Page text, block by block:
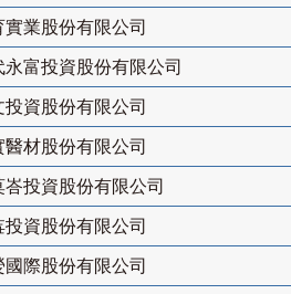
實業股份有限公司
永富投資股份有限公司
投資股份有限公司
醫材股份有限公司
峇投資股份有限公司
投資股份有限公司
國際股份有限公司